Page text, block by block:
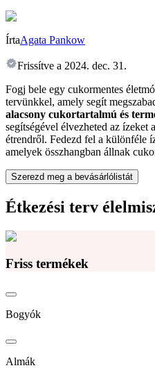
ÍrtaAgata Pankow
Frissítve a 2024. dec. 31.
Fogj bele egy cukormentes
tervünkkel, amely segít
alacsony cukortartalmú és
segítségével élvezheted az
étrendről. Fedezd fel a különféle
amelyek összhangban állnak
Szerezd meg a bevásárlólistát
Étkezési terv
Friss termékek
Bogyók
Almák